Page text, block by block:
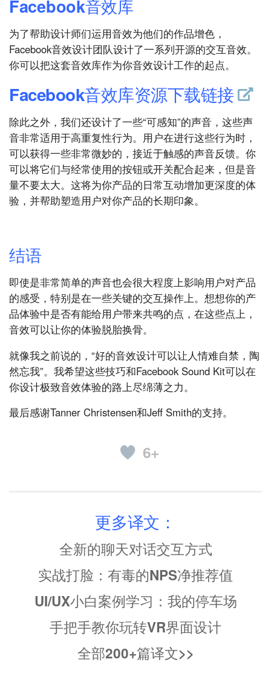
Facebook音效库
为了帮助设计师们运用音效为他们的作品增色，
Facebook音效设计团队设计了一系列开源的交互音效。
你可以把这套音效库作为你音效设计工作的起点。
Facebook音效库资源下载链接
除此之外，我们还设计了一些“可感知”的声音，这些声
音非常适用于高重复性行为。用户在进行这些行为时，
可以获得一些非常微妙的，接近于触感的声音反馈。你
可以将它们与经常使用的按钮或开关配合起来，但是音
量不要太大。这将为你产品的日常互动增加更深度的体
验，并帮助塑造用户对你产品的长期印象。
结语
即使是非常简单的声音也会很大程度上影响用户对产品
的感受，特别是在一些关键的交互操作上。想想你的产
品体验中是否有能给用户带来共鸣的点，在这些点上，
音效可以让你的体验脱胎换骨。
就像我之前说的，“好的音效设计可以让人情难自禁，陶
然忘我”。我希望这些技巧和Facebook Sound Kit可以在
你设计极致音效体验的路上尽绵薄之力。
最后感谢Tanner Christensen和Jeff Smith的支持。
6+
更多译文：
全新的聊天对话交互方式
实战打脸：有毒的NPS净推荐值
UI/UX小白案例学习：我的停车场
手把手教你玩转VR界面设计
全部200+篇译文>>